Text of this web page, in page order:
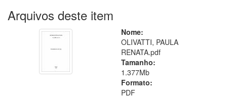
Arquivos deste item
Nome:
OLIVATTI, PAULA
RENATA.pdf
Tamanho:
1.377Mb
Formato:
PDF